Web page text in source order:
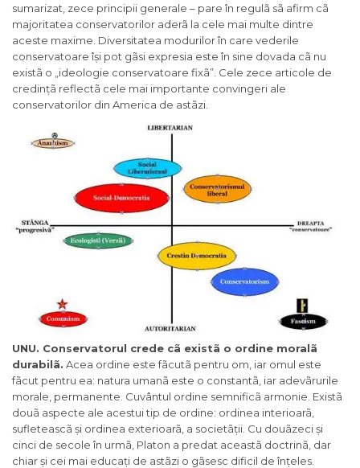
sumarizat, zece principii generale – pare în regulã sã afirm cã
majoritatea conservatorilor aderã la cele mai multe dintre
aceste maxime. Diversitatea modurilor în care vederile
conservatoare își pot gãsi expresia este în sine dovada cã nu
existã o „ideologie conservatoare fixã”. Cele zece articole de
credințã reflectã cele mai importante convingeri ale
conservatorilor din America de astãzi.
UNU. Conservatorul crede cã existã o ordine moralã
durabilã. Acea ordine este fãcutã pentru om, iar omul este
fãcut pentru ea: natura umanã este o constantã, iar adevãrurile
morale, permanente. Cuvântul ordine semnificã armonie. Existã
douã aspecte ale acestui tip de ordine: ordinea interioarã,
sufleteascã și ordinea exterioarã, a societãții. Cu douãzeci și
cinci de secole în urmã, Platon a predat aceastã doctrinã, dar
chiar și cei mai educați de astãzi o gãsesc dificil de înțeles.